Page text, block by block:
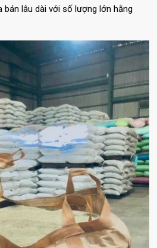
bán lâu dài với số lượng lớn hằng